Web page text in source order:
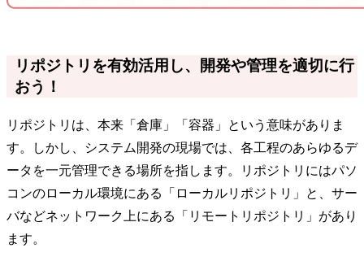
リポジトリを有効活用し、開発や管理を適切に行
おう！
リポジトリは、本来「倉庫」「容器」という意味がありま
す。しかし、システム開発の現場では、各工程のあらゆるデ
ータを一元管理できる場所を指します。リポジトリにはパソ
コンのローカル環境にある「ローカルリポジトリ」と、サー
バなどネットワーク上にある「リモートリポジトリ」があり
ます。